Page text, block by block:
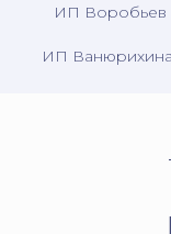
ИП Воробьев
ИП